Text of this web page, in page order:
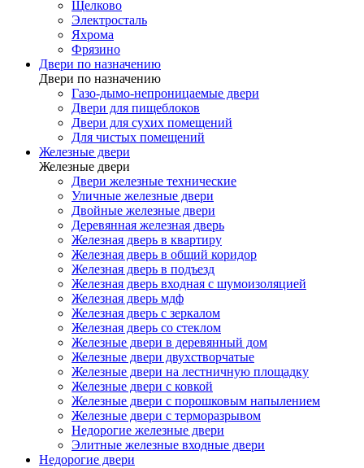
Щелково
Электросталь
Яхрома
Фрязино
Двери по назначению
Двери по назначению
Газо-дымо-непроницаемые двери
Двери для пищеблоков
Двери для сухих помещений
Для чистых помещений
Железные двери
Железные двери
Двери железные технические
Уличные железные двери
Двойные железные двери
Деревянная железная дверь
Железная дверь в квартиру
Железная дверь в общий коридор
Железная дверь в подъезд
Железная дверь входная с шумоизоляцией
Железная дверь мдф
Железная дверь с зеркалом
Железная дверь со стеклом
Железные двери в деревянный дом
Железные двери двухстворчатые
Железные двери на лестничную площадку
Железные двери с ковкой
Железные двери с порошковым напылением
Железные двери с терморазрывом
Недорогие железные двери
Элитные железные входные двери
Недорогие двери